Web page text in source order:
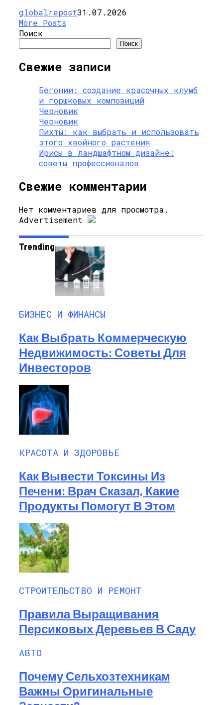
globalrepost31.07.2026
More Posts
Поиск
Поиск
Свежие записи
Бегонии: создание красочных клумб
и горшковых композиций
Черновик
Черновик
Пихты: как выбрать и использовать
этого хвойного растения
Ирисы в ландшафтном дизайне:
советы профессионалов
Свежие комментарии
Нет комментариев для просмотра.
Advertisement
Trending
БИЗНЕС И ФИНАНСЫ
Как Выбрать Коммерческую
Недвижимость: Советы Для
Инвесторов
КРАСОТА И ЗДОРОВЬЕ
Как Вывести Токсины Из
Печени: Врач Сказал, Какие
Продукты Помогут В Этом
СТРОИТЕЛЬСТВО И РЕМОНТ
Правила Выращивания
Персиковых Деревьев В Саду
АВТО
Почему Сельхозтехникам
Важны Оригинальные